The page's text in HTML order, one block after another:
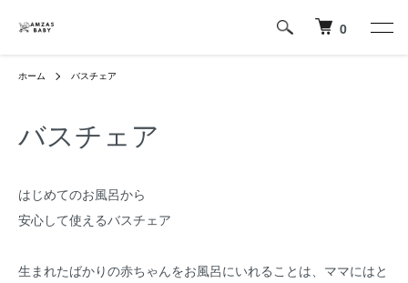
0
ホーム バスチェア
バスチェア
はじめてのお風呂から
安心して使えるバスチェア
生まれたばかりの赤ちゃんをお風呂にいれることは、ママにはと